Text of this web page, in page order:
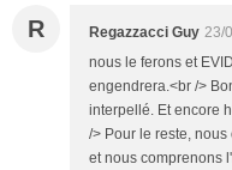
R Regazzacci Guy 23/
nous le ferons et
engendrera.<br />
interpellé. Et encore
/> Pour le reste,
et nous comprenons